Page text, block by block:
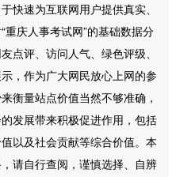
快速为互联网用户提供真实、
庆人事考试网”的基础数据分
点评、访问人气、绿色评级、
，作为广大网民放心上网的参
衡量站点价值当然不够准确，
发展带来积极促进作用，包括
以及社会贡献等综合价值。本
请自行查阅，谨慎选择、自辨